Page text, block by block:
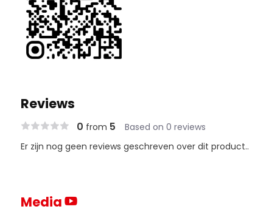
Reviews
0 from 5 Based on 0 reviews
Er zijn nog geen reviews geschreven over dit product..
Media